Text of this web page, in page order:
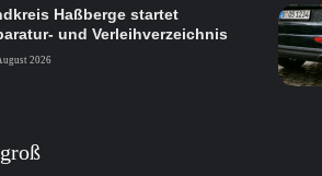
Haßberge startet
und Verleihverzeichnis
2026